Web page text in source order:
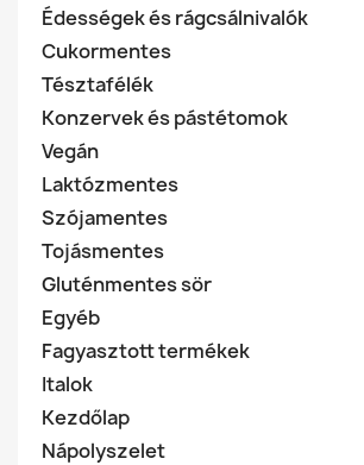
Édességek és rágcsálnivalók
Cukormentes
Tésztafélék
Konzervek és pástétomok
Vegán
Laktózmentes
Szójamentes
Tojásmentes
Gluténmentes sör
Egyéb
Fagyasztott termékek
Italok
Kezdőlap
Nápolyszelet